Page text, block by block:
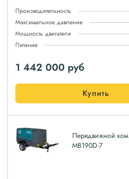
Производительность
Максимальное давление
Мощность двигателя
Питание
1 442 000 руб
Купить
Передвижной
MB190D-7